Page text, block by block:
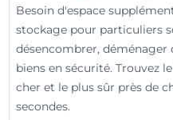
Besoin d'espace
stockage pour particuliers
désencombrer,
biens en sécurité. Trouvez
cher et le plus sûr près de
secondes.